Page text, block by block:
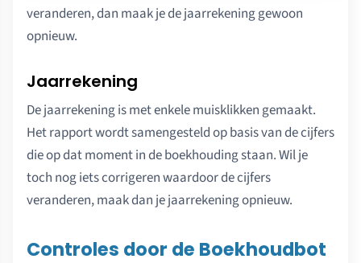
veranderen, dan maak je de jaarrekening gewoon
opnieuw.
Jaarrekening
De jaarrekening is met enkele muisklikken gemaakt.
Het rapport wordt samengesteld op basis van de cijfers
die op dat moment in de boekhouding staan. Wil je
toch nog iets corrigeren waardoor de cijfers
veranderen, maak dan je jaarrekening opnieuw.
Controles door de Boekhoudbot